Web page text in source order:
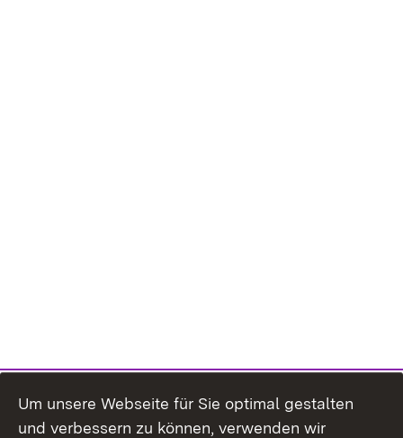
Themenübersicht
Um unsere Webseite für Sie optimal gestalten
und verbessern zu können, verwenden wir